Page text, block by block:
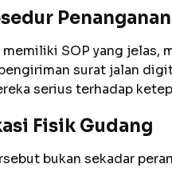
memiliki SOP yang
surat jalan
serius terhadap
Fisik Gudang
bukan sekadar